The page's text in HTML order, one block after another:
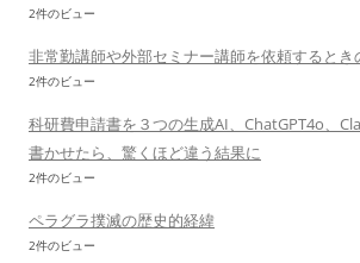
2件のビュー
非常勤講師や外部セミナー講師を依頼すると
2件のビュー
科研費申請書を３つの生成AI、ChatGPT4o、
書かせたら、驚くほど違う結果に
2件のビュー
ペラグラ撲滅の歴史的経緯
2件のビュー